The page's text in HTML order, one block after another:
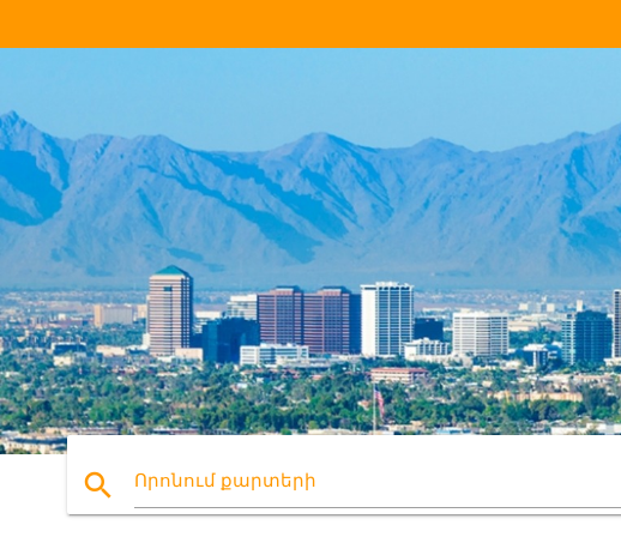
search Որոնում քարտերի